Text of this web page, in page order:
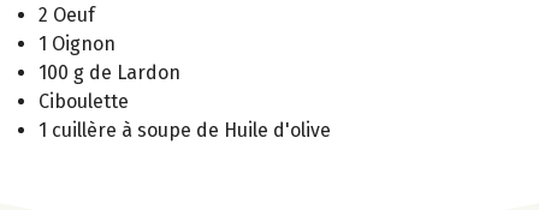
2 Oeuf
1 Oignon
100 g de Lardon
Ciboulette
1 cuillère à soupe de Huile d'olive